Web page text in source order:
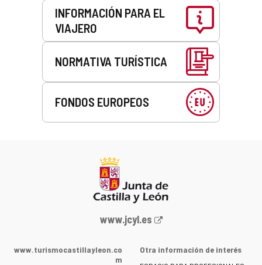
INFORMACIÓN PARA EL
VIAJERO
NORMATIVA TURÍSTICA
FONDOS EUROPEOS
Portal
la
www.jcyl.es
www.turismocastillayleon.co
m
Otra información de interés